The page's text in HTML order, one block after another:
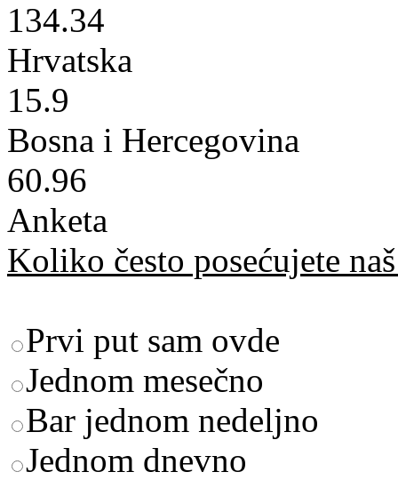
134.34
Hrvatska
15.9
Bosna i Hercegovina
60.96
Anketa
Koliko često posećujete
Prvi put sam ovde
Jednom mesečno
Bar jednom nedeljno
Jednom dnevno